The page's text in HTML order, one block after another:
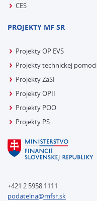
CES
PROJEKTY MF SR
Projekty OP EVS
Projekty technickej pomoci
Projekty ZaSI
Projekty OPII
Projekty POO
Projekty PS
+421 2 5958 1111
podatelna@mfsr.sk